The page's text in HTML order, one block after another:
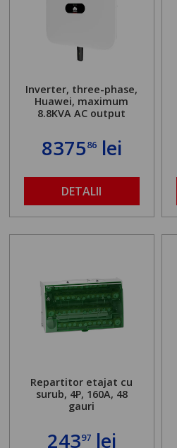
Inverter, three-phase,
Huawei, maximum
8.8KVA AC output
837586lei
DETALII
Repartitor etajat cu
surub, 4P, 160A, 48
gauri
24397lei